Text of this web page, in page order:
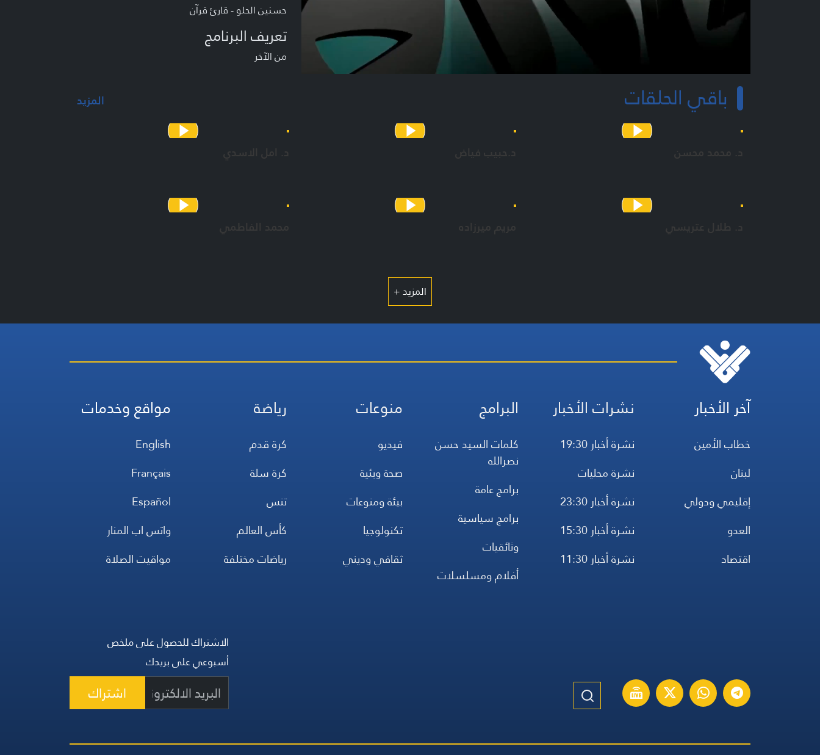
حسنين الحلو - قارئ قرآن
تعريف البرنامج
من الآخر
باقي الحلقات المزيد
د. محمد محسن د.حبيب فياض د. امل الاسدي
د. طلال عتريسي مريم ميرزاده محمد الفاطمي
المزيد +
آخر الأخبار
خطاب الأمين
لبنان
إقليمي ودولي
العدو
اقتصاد
نشرات الأخبار
نشرة أخبار 19:30
نشرة محليات
نشرة أخبار 23:30
نشرة أخبار 15:30
نشرة أخبار 11:30
البرامج
كلمات السيد حسن
نصرالله
برامج عامة
برامج سياسية
وثائقيات
أفلام ومسلسلات
منوعات
فيديو
صحة وبئية
بيئة ومنوعات
تكنولوجيا
ثقافي وديني
رياضة
كرة قدم
كرة سلة
تنس
كأس العالم
رياضات مختلفة
مواقع وخدمات
English
Français
Español
واتس اب المنار
مواقيت الصلاة
الاشتراك للحصول على ملخص
أسبوعي على بريدك
اشتراك